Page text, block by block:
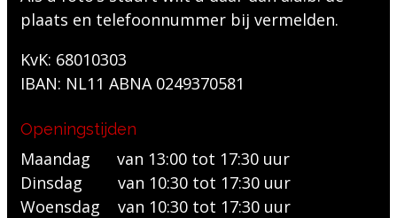
plaats en telefoonnummer bij vermelden.
KvK: 68010303
IBAN: NL11 ABNA 0249370581
Openingstijden
Maandag van 13:00 tot 17:30 uur
Dinsdag van 10:30 tot 17:30 uur
Woensdag van 10:30 tot 17:30 uur